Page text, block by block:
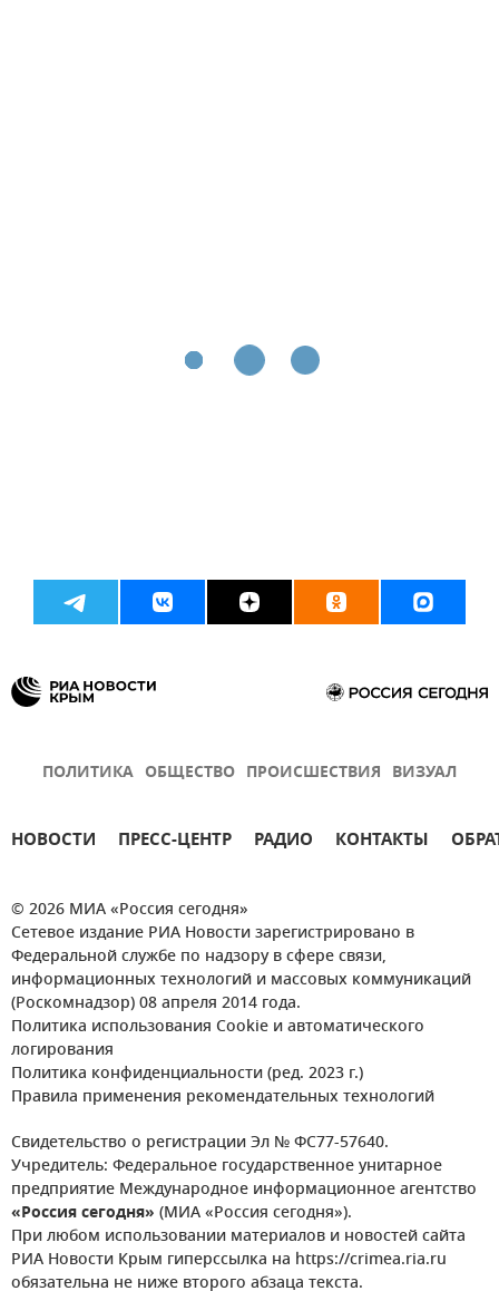
ПОЛИТИКА ОБЩЕСТВО ПРОИСШЕСТВИЯ ВИЗУАЛ
НОВОСТИ ПРЕСС-ЦЕНТР РАДИО КОНТАКТЫ
© 2026 МИА «Россия сегодня»
Сетевое издание РИА Новости зарегистрировано в
Федеральной службе по надзору в сфере связи,
информационных технологий и массовых коммуникаций
(Роскомнадзор) 08 апреля 2014 года.
Политика использования Cookie и автоматического
логирования
Политика конфиденциальности (ред. 2023 г.)
Правила применения рекомендательных технологий
Свидетельство о регистрации Эл № ФС77-57640.
Учредитель: Федеральное государственное унитарное
предприятие Международное информационное агентство
«Россия сегодня» (МИА «Россия сегодня»).
При любом использовании материалов и новостей сайта
РИА Новости Крым гиперссылка на https://crimea.ria.ru
обязательна не ниже второго абзаца текста.